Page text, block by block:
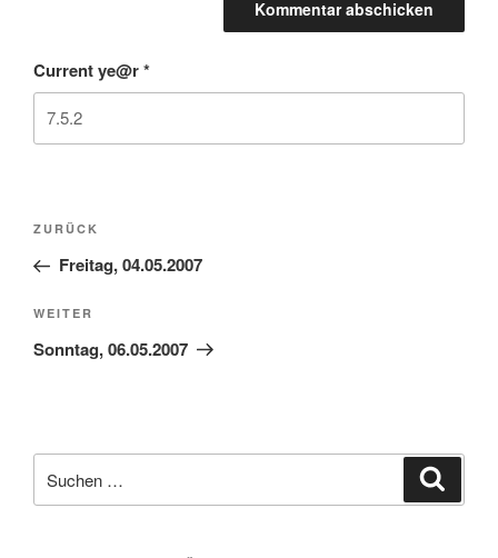
Current ye@r*
Beitragsnavigation
Vorheriger
Beitrag
ZURÜCK
Freitag, 04.05.2007
Nächster
Beitrag
WEITER
Sonntag, 06.05.2007
nach: